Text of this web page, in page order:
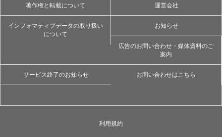
著作権と転載について 運営会社
インフォマティブデータの取り扱い
について
お知らせ
広告のお問い合わせ・媒体資料のご
案内
サービス終了のお知らせ お問い合わせはこちら
利用規約